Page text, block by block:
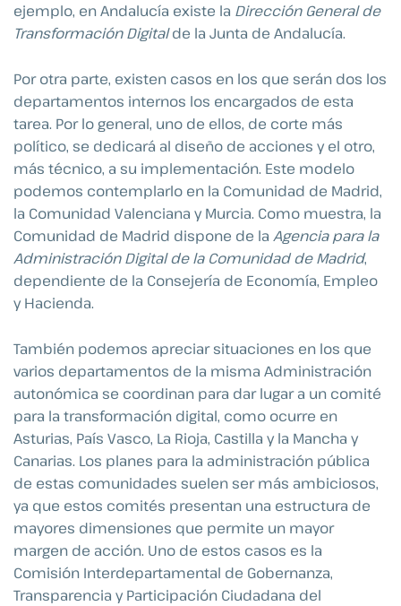
ejemplo, en Andalucía existe la Dirección General de
Transformación Digitalde la Junta de Andalucía.
Por otra parte, existen casos en los que serán dos los
departamentos internos los encargados de esta
tarea. Por lo general, uno de ellos, de corte más
político, se dedicará al diseño de acciones y el otro,
más técnico, a su implementación. Este modelo
podemos contemplarlo en la Comunidad de Madrid,
la Comunidad Valenciana y Murcia. Como muestra, la
Comunidad de Madrid dispone de la Agencia para la
Administración Digital de la Comunidad de Madrid,
dependiente de la Consejería de Economía, Empleo
y Hacienda.
También podemos apreciar situaciones en los que
varios departamentos de la misma Administración
autonómica se coordinan para dar lugar a un comité
para la transformación digital, como ocurre en
Asturias, País Vasco, La Rioja, Castilla y la Mancha y
Canarias. Los planes para la administración pública
de estas comunidades suelen ser más ambiciosos,
ya que estos comités presentan una estructura de
mayores dimensiones que permite un mayor
margen de acción. Uno de estos casos es la
Comisión Interdepartamental de Gobernanza,
Transparencia y Participación Ciudadana del